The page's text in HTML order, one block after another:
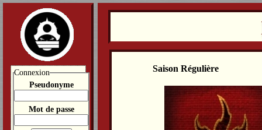
Saison Régulière
Connexion
Pseudonyme
Mot de passe